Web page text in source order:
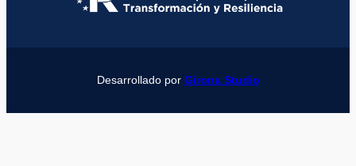
Desarrollado por Girona Studio